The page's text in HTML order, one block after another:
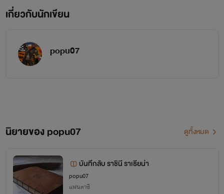
เกี่ยวกับนักเขียน
popu07
นิยายของ popu07 ดูทั้งหมด
บันทึกลับ ราชินี ราเธียน่า
popu07
แฟนตาซี